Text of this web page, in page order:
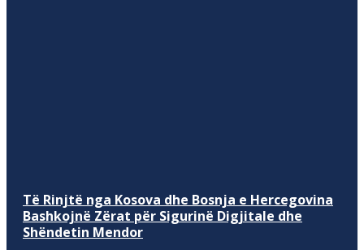
Të Rinjtë nga Kosova dhe Bosnja e Hercegovina
Bashkojnë Zërat për Sigurinë Digjitale dhe
Shëndetin Mendor